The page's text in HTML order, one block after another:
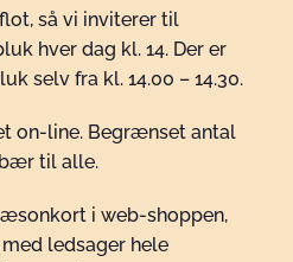
så vi inviterer til
hver dag kl. 14. Der er
selv fra kl. 14.00 – 14.30.
on-line. Begrænset antal
til alle.
i web-shoppen,
ledsager hele